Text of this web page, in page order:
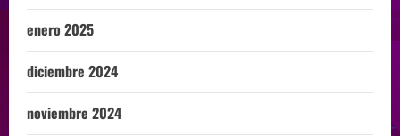
enero 2025
diciembre 2024
noviembre 2024